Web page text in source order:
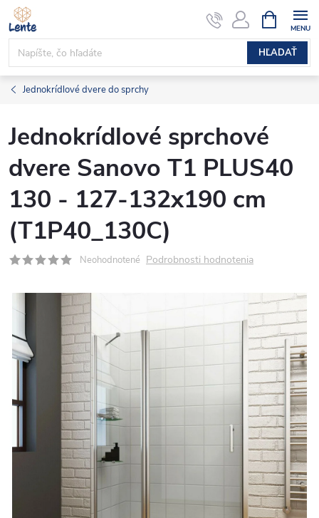
Prejsť
na
obsah
HĽADAŤ
KOŠÍK
Jednokrídlové dvere do sprchy
Jednokrídlové sprchové
dvere Sanovo T1 PLUS40
130 - 127-132x190 cm
(T1P40_130C)
Neohodnotené Podrobnosti hodnotenia